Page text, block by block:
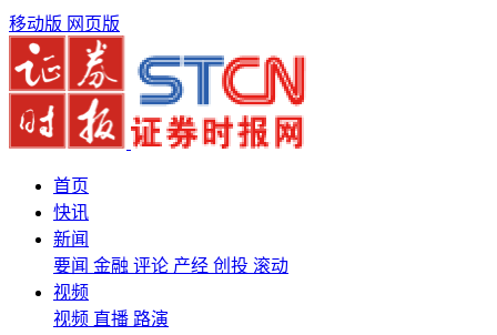
移动版 网页版
首页
快讯
新闻
要闻 金融 评论 产经 创投 滚动
视频
视频 直播 路演